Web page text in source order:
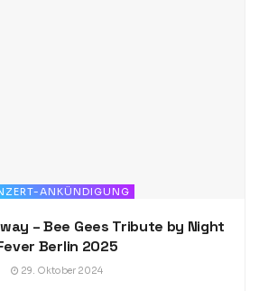
ANKÜNDIGUNG
– Bee Gees Tribute by Night
Berlin 2025
29. Oktober 2024